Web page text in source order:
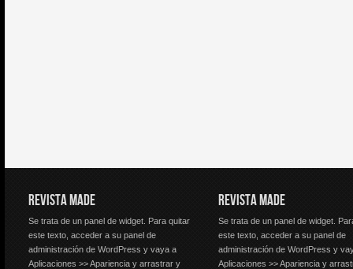
REVISTA MADE
Se trata de un panel de widget. Para quitar
este texto, acceder a su panel de
administración de WordPress y vaya a
Aplicaciones >> Apariencia y arrastrar y
REVISTA MADE
Se trata de un panel de widget.
este texto, acceder a su panel de
administración de WordPress y
Aplicaciones >> Apariencia y